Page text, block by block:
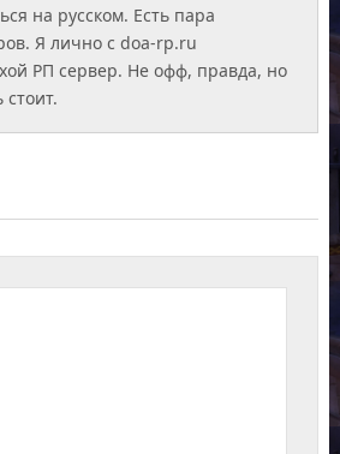
на русском. Есть пара
Я лично с doa-rp.ru
РП сервер. Не офф, правда, но
стоит.